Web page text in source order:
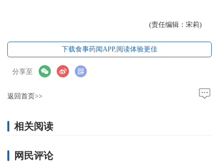
(责任编辑：宋莉)
下载食事药闻APP,阅读体验更佳
分享至
返回首页>>
相关阅读
网民评论